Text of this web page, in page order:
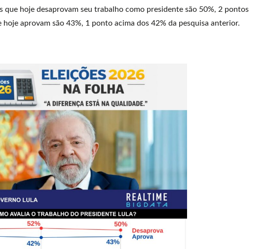
que hoje desaprovam seu trabalho como presidente são 50%, 2 pontos
aprovam são 43%, 1 ponto acima dos 42% da pesquisa anterior.